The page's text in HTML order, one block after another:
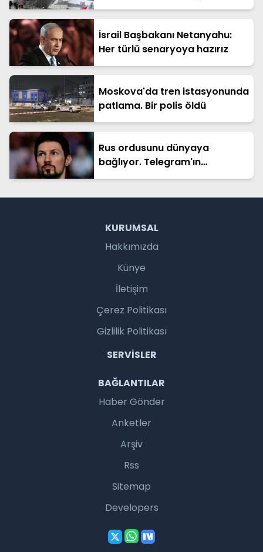
İsrail Başbakanı Netanyahu:
Her türlü senaryoya hazırız
Moskova'da tren istasyonunda
patlama. Bir polis öldü
Rus ordusunu dünyaya
bağlıyor. Telegram'ın
kurucusuna ceza soruşturması
KURUMSAL
Hakkımızda
Künye
İletişim
Çerez Politikası
Gizlilik Politikası
SERVISLER
BAĞLANTILAR
Haber Gönder
Anketler
Arşiv
Rss
Sitemap
Developers